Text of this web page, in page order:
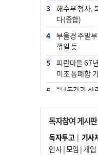
3
해수부 청사,
다(종합)
4
부울경 주말
꺾일 듯
5
피란마을 67
미초 통폐합
6
“낙동강권 삼
7
오늘의 날씨-
8
[사설] 해수부
수도 도약의
독자참여 게시판
독자투고| 기사
인사|모임 | 개업